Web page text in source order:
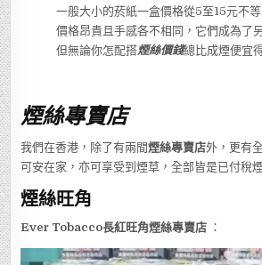
一般大小的菸紙一盒價格從5至15元不
價格昂貴且手感各不相同，它們成為了
但無論你怎配搭煙絲價錢總比成煙便宜
煙絲專賣店
我們在香港，除了有兩間煙絲專賣店外，更有
可安在家，亦可享受到煙草，全部皆是已付稅
煙絲旺角
Ever Tobacco長紅旺角煙絲專賣店 ：